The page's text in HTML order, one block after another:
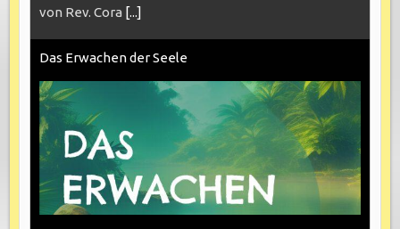
von Rev. Cora [...]
Das Erwachen der Seele